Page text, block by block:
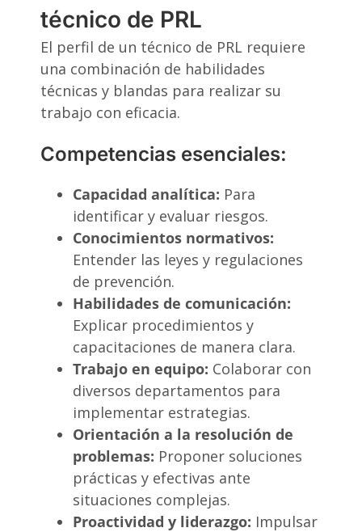
técnico de PRL
El perfil de un técnico de PRL requiere
una combinación de habilidades
técnicas y blandas para realizar su
trabajo con eficacia.
Competencias esenciales:
Capacidad analítica: Para
identificar y evaluar riesgos.
Conocimientos normativos:
Entender las leyes y regulaciones
de prevención.
Habilidades de comunicación:
Explicar procedimientos y
capacitaciones de manera clara.
Trabajo en equipo: Colaborar con
diversos departamentos para
implementar estrategias.
Orientación a la resolución de
problemas: Proponer soluciones
prácticas y efectivas ante
situaciones complejas.
Proactividad y liderazgo: Impulsar